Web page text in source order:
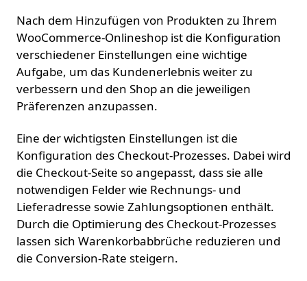
Nach dem Hinzufügen von Produkten zu Ihrem
WooCommerce-Onlineshop ist die Konfiguration
verschiedener Einstellungen eine wichtige
Aufgabe, um das Kundenerlebnis weiter zu
verbessern und den Shop an die jeweiligen
Präferenzen anzupassen.
Eine der wichtigsten Einstellungen ist die
Konfiguration des Checkout-Prozesses. Dabei wird
die Checkout-Seite so angepasst, dass sie alle
notwendigen Felder wie Rechnungs- und
Lieferadresse sowie Zahlungsoptionen enthält.
Durch die Optimierung des Checkout-Prozesses
lassen sich Warenkorbabbrüche reduzieren und
die Conversion-Rate steigern.